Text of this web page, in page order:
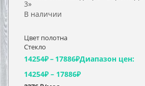
3»
В наличии
Цвет полотна
Стекло
14254₽– 17886₽Диапазон цен:
14254₽ – 17886₽